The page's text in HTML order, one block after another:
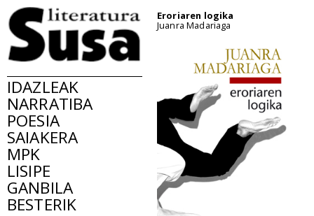
IDAZLEAK
NARRATIBA
POESIA
SAIAKERA
MPK
LISIPE
GANBILA
BESTERIK
Eroriaren logika
Juanra Madariaga